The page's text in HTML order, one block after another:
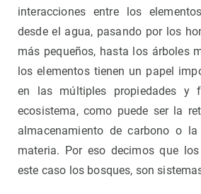
interacciones entre los
desde el agua, pasando por los
más pequeños, hasta los árboles
los elementos tienen un papel
en las múltiples propiedades y
ecosistema, como puede ser la
almacenamiento de carbono o
materia. Por eso decimos que
este caso los bosques, son